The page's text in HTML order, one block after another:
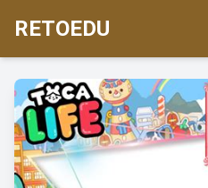
RETOEDU